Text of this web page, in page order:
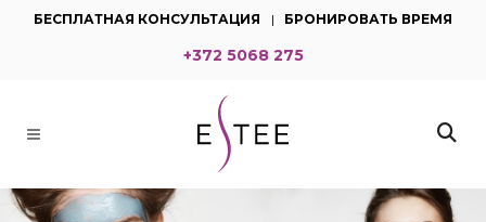
бесплатная консультация | бронировать время
+372 5068 275